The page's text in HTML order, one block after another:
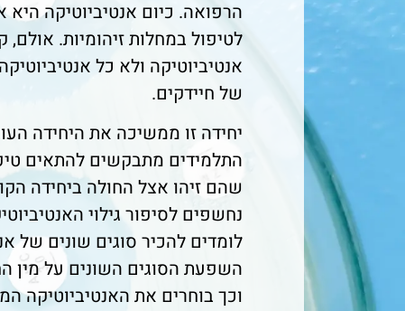
הרפואה. כיום אנטיביוטיקה
לטיפול במחלות זיהומיות. אולם,
אנטיביוטיקה ולא כל
של חיידקים.
יחידה זו ממשיכה את היחידה
התלמידים מתבקשים להתאים
שהם זיהו אצל החולה ביחידה
נחשפים לסיפור גילוי
לומדים להכיר סוגים שונים של
השפעת הסוגים השונים על מין
וכך בוחרים את האנטיביוטיקה